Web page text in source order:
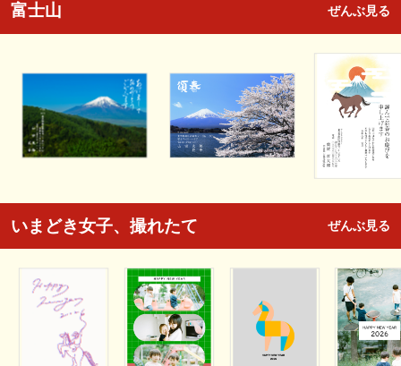
富士山 ぜんぶ見る
いまどき女子、撮れたて ぜんぶ見る